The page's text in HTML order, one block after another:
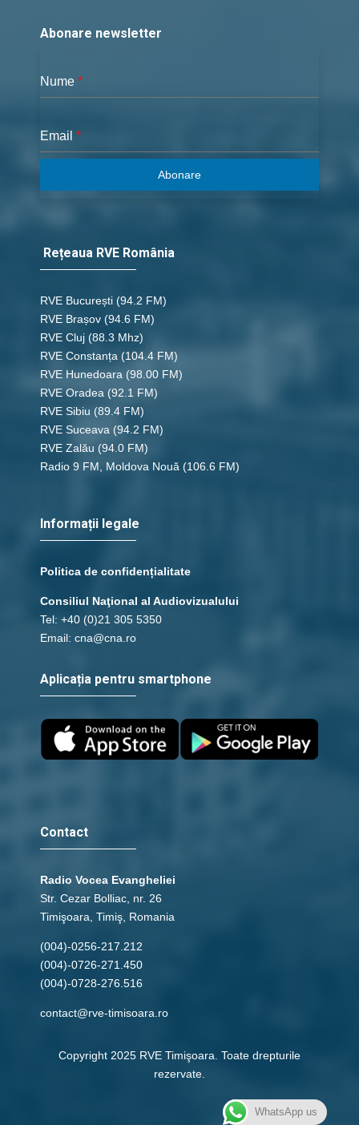
Abonare newsletter
Nume *
Email *
Abonare
Rețeaua RVE România
RVE București (94.2 FM)
RVE Brașov (94.6 FM)
RVE Cluj (88.3 Mhz)
RVE Constanța (104.4 FM)
RVE Hunedoara (98.00 FM)
RVE Oradea (92.1 FM)
RVE Sibiu (89.4 FM)
RVE Suceava (94.2 FM)
RVE Zalău (94.0 FM)
Radio 9 FM, Moldova Nouă (106.6 FM)
Informații legale
Politica de confidențialitate
Consiliul Naţional al Audiovizualului
Tel: +40 (0)21 305 5350
Email: cna@cna.ro
Aplicația pentru smartphone
Contact
Radio Vocea Evangheliei
Str. Cezar Bolliac, nr. 26
Timişoara, Timiş, Romania
(004)-0256-217.212
(004)-0726-271.450
(004)-0728-276.516
contact@rve-timisoara.ro
Copyright 2025 RVE Timişoara. Toate drepturile
rezervate.
WhatsApp us